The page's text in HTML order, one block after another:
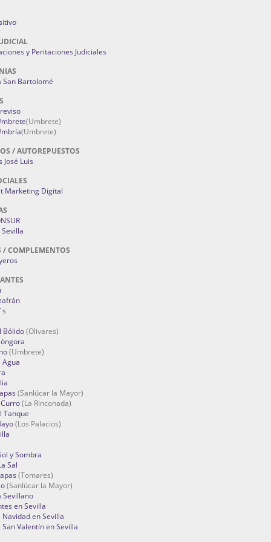
y Peritaciones Judiciales
San Bartolomé
(Umbrete)
(Umbrete)
/ AUTOREPUESTOS
José Luis
Marketing Digital
/ COMPLEMENTOS
Bólido(Olivares)
(Umbrete)
(Sanlúcar la Mayor)
(La Rinconada)
Tanque
(Los Palacios)
y Sombra
Sal
(Tomares)
(Sanlúcar la Mayor)
Sevillano
en Sevilla
Navidad en Sevilla
Valentín en Sevilla